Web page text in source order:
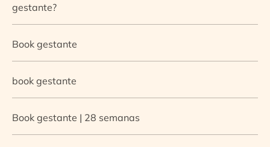
gestante?
Book gestante
book gestante
Book gestante | 28 semanas